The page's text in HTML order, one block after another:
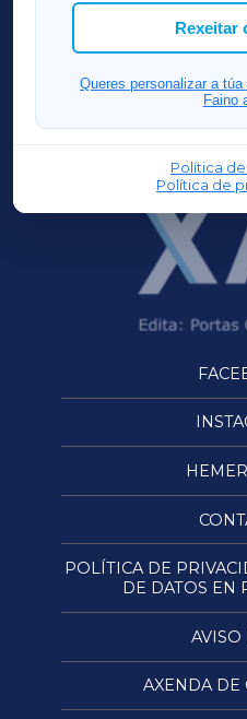
Rexeitar
Queres personalizar a
Faino
Política
Política de
POLÍTICA DE
DE DATOS EN
AVISO
AXENDA DE